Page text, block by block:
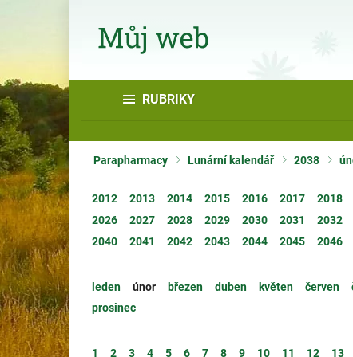
RUBRIKY
Parapharmacy Lunární kalendář 2038
2012 2013 2014 2015 2016 2017 2018
2026
2027 2028 2029 2030 2031 2032
2040
2041 2042 2043 2044 2045 2046
leden únor březen duben květen červen
prosinec
1 2 3 4 5 6 7 8 9 10 11 12 13